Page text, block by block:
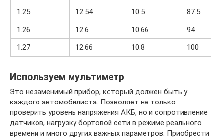
1.25
12.54 10.5
87.5
1.26
12.6 10.66
94
1.27
12.66 10.8 100
Используем мультиметр
Это незаменимый прибор, который должен быть у
каждого автомобилиста. Позволяет не только
проверить уровень напряжения АКБ, но и сопротивление
датчиков, нагрузку бортовой сети в режиме реального
времени и много других важных параметров. Приобрести